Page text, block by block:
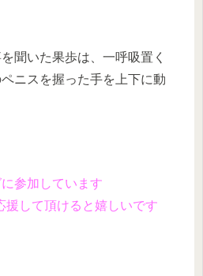
聞いた果歩は、一呼吸置く
ニスを握った手を上下に動
参加しています
援して頂けると嬉しいです